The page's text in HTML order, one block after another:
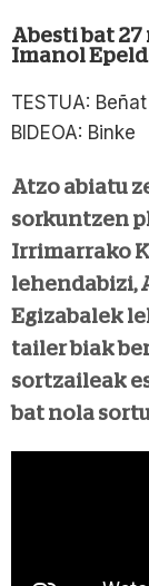
Abesti bat
Imanol
TESTUA:
BIDEOA: Binke
Atzo abiatu
sorkuntzen
Irrimarrako
lehendabizi,
Egizabalek
tailer biak
sortzaileak
bat nola